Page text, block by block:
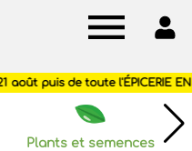
Plants et semences